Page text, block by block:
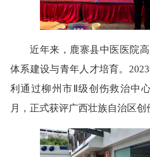
近年来，鹿寨县中医医院
体系建设与青年人才培育。 2023
利通过柳州市Ⅱ级创伤救治中
月，正式获评广西壮族自治区创